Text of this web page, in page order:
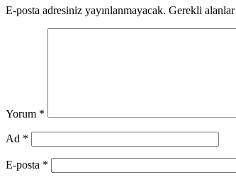
E-posta adresiniz yayınlanmayacak. Gerekli alanlar
Yorum *
Ad *
E-posta *